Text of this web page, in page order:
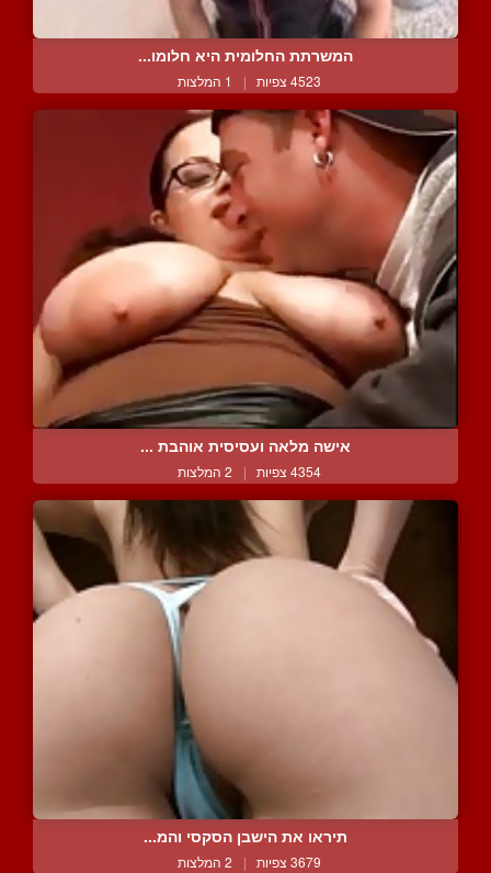
המשרתת החלומית היא חלומו...
4523 צפיות | 1 המלצות
אישה מלאה ועסיסית אוהבת ...
4354 צפיות | 2 המלצות
תיראו את הישבן הסקסי והמ...
3679 צפיות | 2 המלצות